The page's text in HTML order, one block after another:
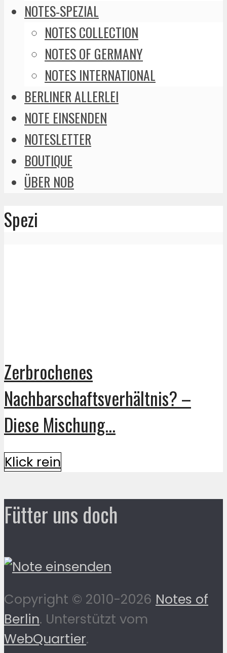
NOTES-SPEZIAL
NOTES COLLECTION
NOTES OF GERMANY
NOTES INTERNATIONAL
BERLINER ALLERLEI
NOTE EINSENDEN
NOTESLETTER
BOUTIQUE
ÜBER NOB
Spezi
Zerbrochenes
Nachbarschaftsverhältnis? –
Diese Mischung...
Klick rein
Fütter uns doch
Copyright © 2010-2026 Notes of
Berlin. Unterstützt vom
WebQuartier.